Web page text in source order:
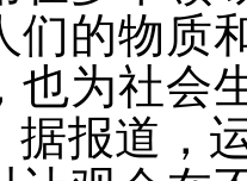
们的物质
也为社会
据报道，